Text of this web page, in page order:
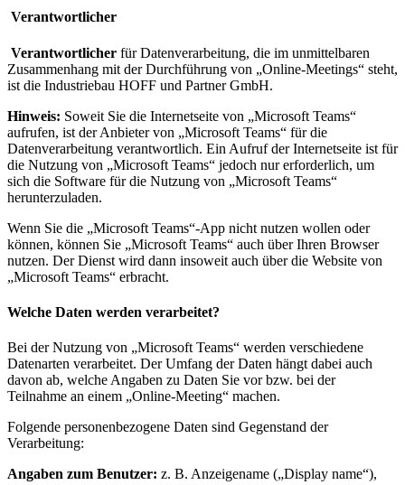
Verantwortlicher
Verantwortlicher für Datenverarbeitung, die im unmittelbaren
Zusammenhang mit der Durchführung von „Online-Meetings“ steht,
ist die Industriebau HOFF und Partner GmbH.
Hinweis: Soweit Sie die Internetseite von „Microsoft Teams“
aufrufen, ist der Anbieter von „Microsoft Teams“ für die
Datenverarbeitung verantwortlich. Ein Aufruf der Internetseite ist für
die Nutzung von „Microsoft Teams“ jedoch nur erforderlich, um
sich die Software für die Nutzung von „Microsoft Teams“
herunterzuladen.
Wenn Sie die „Microsoft Teams“-App nicht nutzen wollen oder
können, können Sie „Microsoft Teams“ auch über Ihren Browser
nutzen. Der Dienst wird dann insoweit auch über die Website von
„Microsoft Teams“ erbracht.
Welche Daten werden verarbeitet?
Bei der Nutzung von „Microsoft Teams“ werden verschiedene
Datenarten verarbeitet. Der Umfang der Daten hängt dabei auch
davon ab, welche Angaben zu Daten Sie vor bzw. bei der
Teilnahme an einem „Online-Meeting“ machen.
Folgende personenbezogene Daten sind Gegenstand der
Verarbeitung:
Angaben zum Benutzer: z. B. Anzeigename („Display name“),